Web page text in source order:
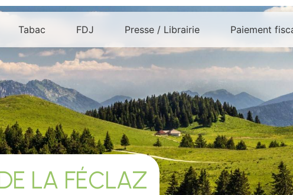
Tabac FDJ Presse / Librairie Paiement
LA FÉCLAZ